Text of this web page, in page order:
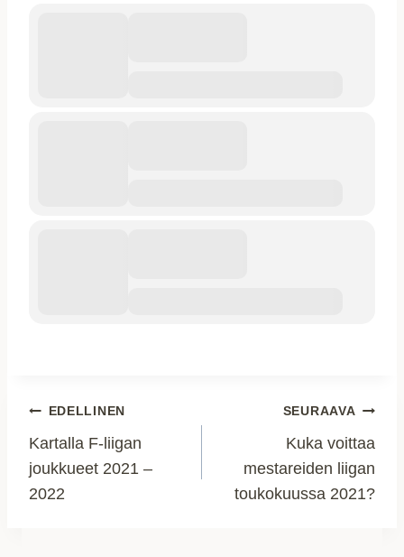
Artikkelien
selaus
EDELLINEN
Kartalla F-liigan
joukkueet 2021 –
2022
SEURAAVA
Kuka voittaa
mestareiden liigan
toukokuussa 2021?